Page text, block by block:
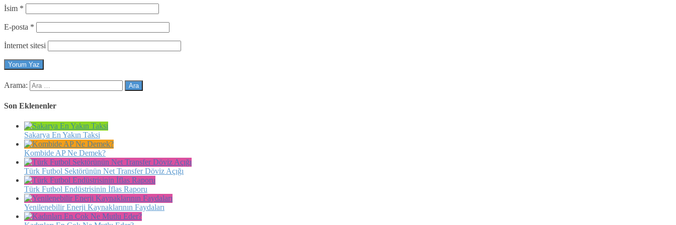
İsim *
E-posta *
İnternet sitesi
Arama:
Son Eklenenler
Sakarya En Yakın Taksi
Kombide AP Ne Demek?
Türk Futbol Sektörünün Net Transfer Döviz Açığı
Türk Futbol Endüstrisinin İflas Raporu
Yenilenebilir Enerji Kaynaklarının Faydaları